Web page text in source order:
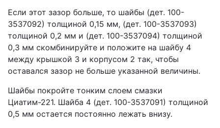
Если этот зазор больше, то шайбы (дет. 100-
3537092) толщиной 0,15 мм, (дет. 100-3537093)
толщиной 0,2 мм и (дет. 100-3537094) толщиной
0,3 мм скомбинируйте и положите на шайбу 4
между крышкой 3 и корпусом 2 так, чтобы
оставался зазор не больше указанной величины.
Шайбы покройте тонким слоем смазки
Циатим-221. Шайба 4 (дет. 100-3537091) толщиной
0,5 мм остается постоянно лежать внизу.